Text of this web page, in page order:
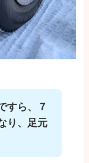
すら、７
り、足元